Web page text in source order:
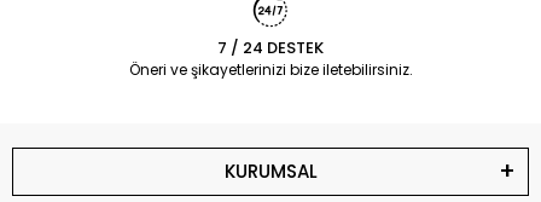
7 / 24 DESTEK
Öneri ve şikayetlerinizi bize iletebilirsiniz.
KURUMSAL